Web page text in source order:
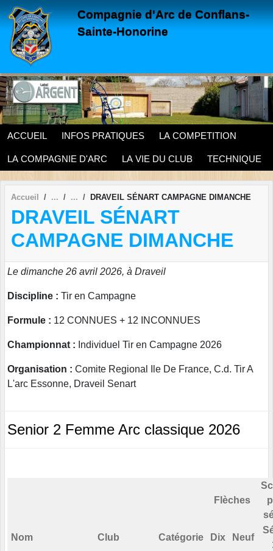
Compagnie d'Arc de Conflans-
Sainte-Honorine
ACCUEIL INFOS PRATIQUES LA COMPETITION
LA COMPAGNIE D'ARC LA VIE DU CLUB TECHNIQUE
Accueil DRAVEIL SÉNART CAMPAGNE DIMANCHE
DRAVEIL SÉNART
CAMPAGNE DIMANCHE
Le dimanche 26 avril 2026, à Draveil
Discipline : Tir en Campagne
Formule : 12 CONNUES + 12 INCONNUES
Championnat : Individuel Tir en Campagne 2026
Organisation : Comite Regional Ile De France, C.d. Tir A
L'arc Essonne, Draveil Senart
Senior 2 Femme Arc classique 2026
Flèches
Nom Club Catégorie Dix Neuf
Panneau de gestion des cookies